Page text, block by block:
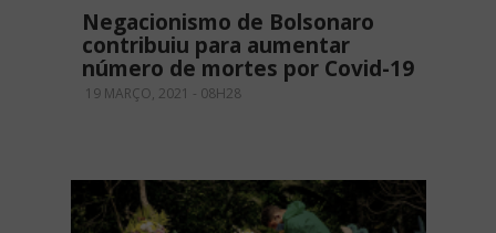
Negacionismo de Bolsonaro
contribuiu para aumentar
número de mortes por Covid-19
19 MARÇO, 2021 - 08H28